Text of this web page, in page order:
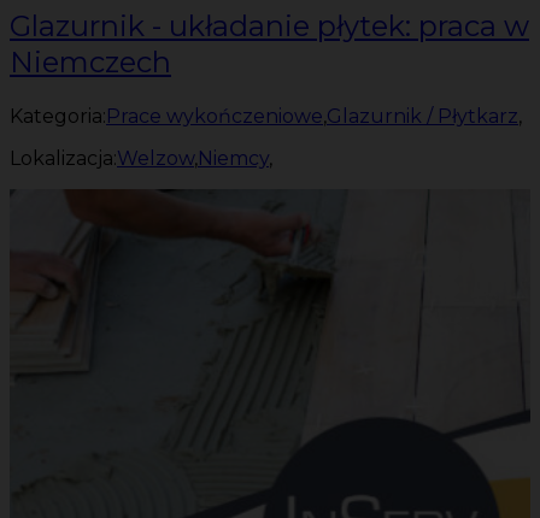
Glazurnik - układanie płytek: praca w
Niemczech
Kategoria:Prace wykończeniowe,Glazurnik / Płytkarz,
Lokalizacja:Welzow,Niemcy,